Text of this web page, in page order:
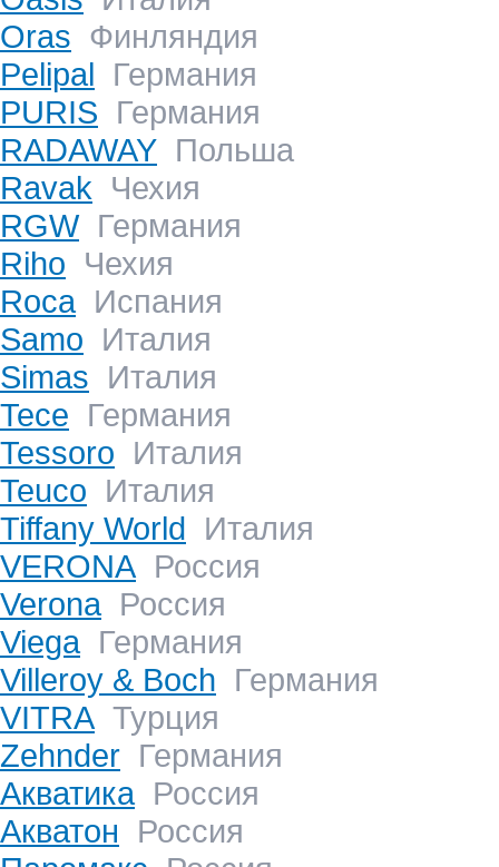
Oras Финляндия
Pelipal Германия
PURIS Германия
RADAWAY Польша
Ravak Чехия
RGWГермания
Riho Чехия
RocaИспания
Samo Италия
Simas Италия
Tece Германия
Tessoro Италия
Teuco Италия
Tiffany World Италия
VERONA Россия
VeronaРоссия
ViegaГермания
Villeroy & Boch Германия
VITRA Турция
Zehnder Германия
АкватикаРоссия
Акватон Россия